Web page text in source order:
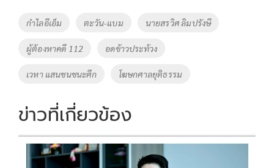
o
k
Li
Tags
กำไลอีเอ็ม ตะวัน-แบม นายสรวิศ ลิมปรังษี
ผู้ต้องหาคดี 112 อดข้าวประท้วง
เวหา แสนชนชนะศึก โฆษกศาลยุติธรรม
ข่าวที่เกี่ยวข้อง